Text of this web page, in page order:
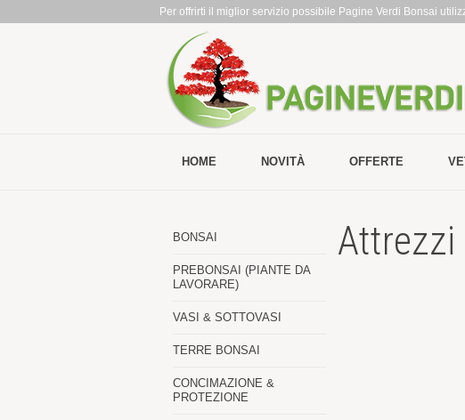
Per offrirti il miglior servizio possibile Pagine Verdi Bonsai
HOME NOVITÀ OFFERTE
BONSAI
PREBONSAI (PIANTE DA
LAVORARE)
VASI & SOTTOVASI
TERRE BONSAI
CONCIMAZIONE &
PROTEZIONE
Attrezzi